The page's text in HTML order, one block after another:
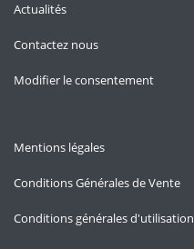
Actualités
Contactez nous
Modifier le consentement
Mentions légales
Conditions Générales de Vente
Conditions générales d'utilisation